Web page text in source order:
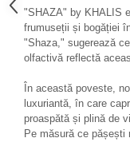
Nusuk
Rave
Riiffs
Vurv
Wadi al Khaleej
Zaien
"SHAZA" by KHALIS
frumuseții și bogăției
"Shaza," sugerează
olfactivă reflectă
În această poveste,
luxuriantă, în care
proaspătă și plină de
Pe măsură ce